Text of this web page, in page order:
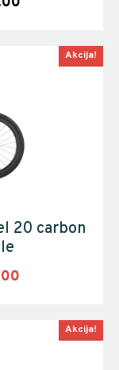
Akcija!
20 carbon
Akcija!